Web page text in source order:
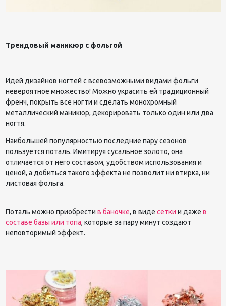
Трендовый маникюр с фольгой
Идей дизайнов ногтей с всевозможными видами фольги
невероятное множество! Можно украсить ей традиционный
френч, покрыть все ногти и сделать монохромный
металлический маникюр, декорировать только один или два
ногтя.
Наибольшей популярностью последние пару сезонов
пользуется поталь. Имитируя сусальное золото, она
отличается от него составом, удобством использования и
ценой, а добиться такого эффекта не позволит ни втирка, ни
листовая фольга.
Поталь можно приобрести в баночке, в виде сетки и даже в
составе базы или топа, которые за пару минут создают
неповторимый эффект.